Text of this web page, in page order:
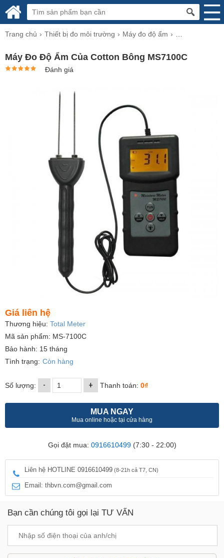
Trang chủ Thiết bị đo môi trường Máy đo độ ẩm
Máy Đo Độ Ẩm Của Cotton Bông MS7100C
Đánh giá
Giá liên hệ
Thương hiệu: Total Meter
Mã sản phẩm: MS-7100C
Bảo hành: 15 tháng
Tình trạng: Còn hàng
Số lượng: - + Thanh toán: 0₫
MUA NGAY
Mua online hoặc tại cửa hàng
Gọi đặt mua: 0916610499(7:30 - 22:00)
Liên hệ HOTLINE 0916610499 (8-21h cả T7, CN)
Email: thbvn.com@gmail.com
Bạn cần chúng tôi gọi lại TƯ VẤN